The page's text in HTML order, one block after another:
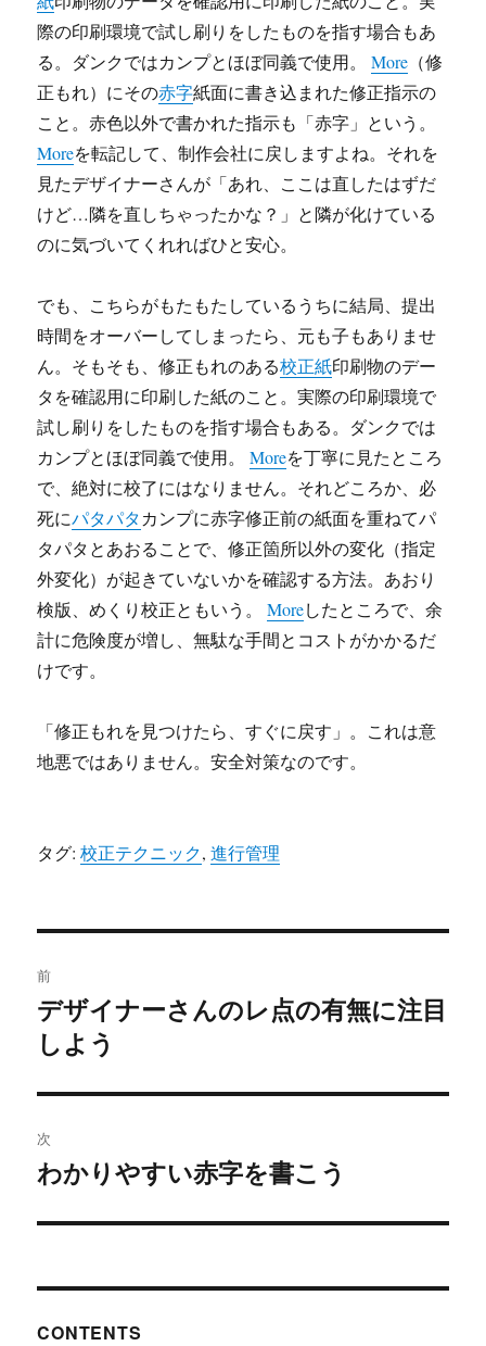
際の印刷環境で試し刷りをしたものを指す場合もあ
る。ダンクではカンプとほぼ同義で使用。More （修
正もれ）にその赤字紙面に書き込まれた修正指示の
こと。赤色以外で書かれた指示も「赤字」という。
Moreを転記して、制作会社に戻しますよね。それを
見たデザイナーさんが「あれ、ここは直したはずだ
けど…隣を直しちゃったかな？」と隣が化けている
のに気づいてくれればひと安心。
でも、こちらがもたもたしているうちに結局、提出
時間をオーバーしてしまったら、元も子もありませ
ん。そもそも、修正もれのある校正紙印刷物のデー
タを確認用に印刷した紙のこと。実際の印刷環境で
試し刷りをしたものを指す場合もある。ダンクでは
カンプとほぼ同義で使用。Moreを丁寧に見たところ
で、絶対に校了にはなりません。それどころか、必
死にパタパタカンプに赤字修正前の紙面を重ねてパ
タパタとあおることで、修正箇所以外の変化（指定
外変化）が起きていないかを確認する方法。あおり
検版、めくり校正ともいう。Moreしたところで、余
計に危険度が増し、無駄な手間とコストがかかるだ
けです。
「修正もれを見つけたら、すぐに戻す」。これは意
地悪ではありません。安全対策なのです。
タグ:校正テクニック,進行管理
稿
ナ
ビ
ゲ
ー
シ
ン
前
前
の
稿:
デザイナーさんのレ点の有無に注目
しよう
次
次
投
わかりやすい赤字を書こう
CONTENTS